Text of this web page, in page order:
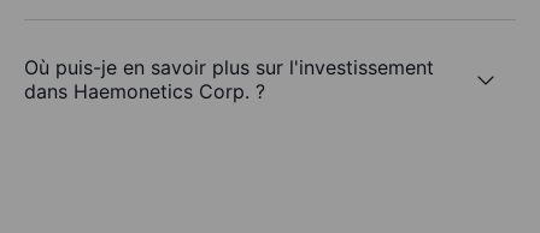
Où puis-je en savoir plus sur l'investissement
dans Haemonetics Corp. ?